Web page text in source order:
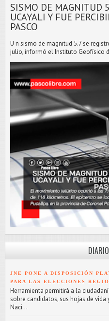
SISMO DE MAGNITUD
UCAYALI Y FUE
PASCO
U n sismo de magnitud 5.7 se
julio, informó el Instituto Geofísico
JNE PONE A DISPOSICIÓN
PARA LAS ELECCIONES
Herramienta permitirá a la
sobre candidatos, sus hojas de vida
Naci...